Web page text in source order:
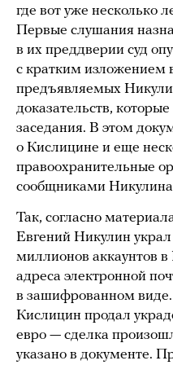
где вот уже несколько
Первые слушания
в их преддверии суд
с кратким изложением
предъявляемых
доказательств,
заседания. В этом
о Кислицине и еще
правоохранительные
сообщниками
Так, согласно
Евгений Никулин
миллионов аккаунтов в
адреса электронной
в зашифрованном
Кислицин продал
евро — сделка
указано в документе.